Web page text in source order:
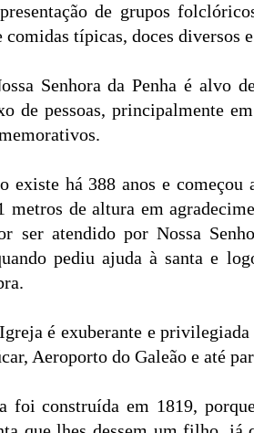
de grupos
comidas típicas, doces diversos
Senhora da Penha é alvo
de pessoas, principalmente
existe há 388 anos e
metros de altura em
ser atendido por Nossa
pediu ajuda à santa e
é exuberante e
Aeroporto do Galeão e até
foi construída em 1819,